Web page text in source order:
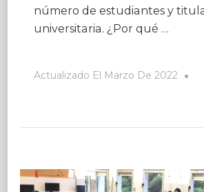
número de estudiantes y
universitaria. ¿Por qué …
Actualizado El Marzo De 2022